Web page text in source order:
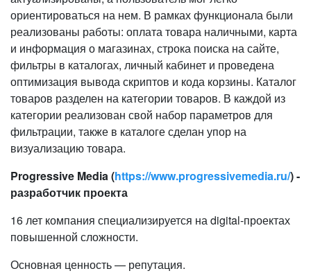
ориентироваться на нем. В рамках функционала были
реализованы работы: оплата товара наличными, карта
и информация о магазинах, строка поиска на сайте,
фильтры в каталогах, личный кабинет и проведена
оптимизация вывода скриптов и кода корзины. Каталог
товаров разделен на категории товаров. В каждой из
категории реализован свой набор параметров для
фильтрации, также в каталоге сделан упор на
визуализацию товара.
Progressive Media (https://www.progressivemedia.ru/) -
разработчик проекта
16 лет компания специализируется на digital-проектах
повышенной сложности.
Основная ценность — репутация.